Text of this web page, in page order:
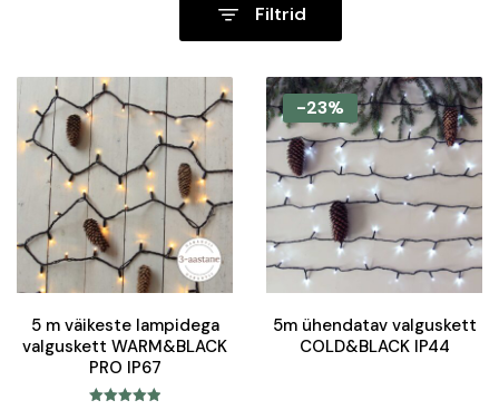
Filtrid
5 m väikeste lampidega
valguskett WARM&BLACK
PRO IP67
-23%
5m ühendatav valguskett
COLD&BLACK IP44